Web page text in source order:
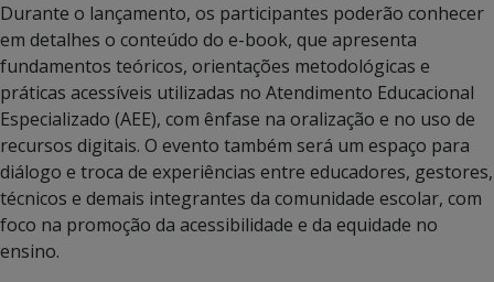
Durante o lançamento, os participantes poderão conhecer
em detalhes o conteúdo do e-book, que apresenta
fundamentos teóricos, orientações metodológicas e
práticas acessíveis utilizadas no Atendimento Educacional
Especializado (AEE), com ênfase na oralização e no uso de
recursos digitais. O evento também será um espaço para
diálogo e troca de experiências entre educadores, gestores,
técnicos e demais integrantes da comunidade escolar, com
foco na promoção da acessibilidade e da equidade no
ensino.